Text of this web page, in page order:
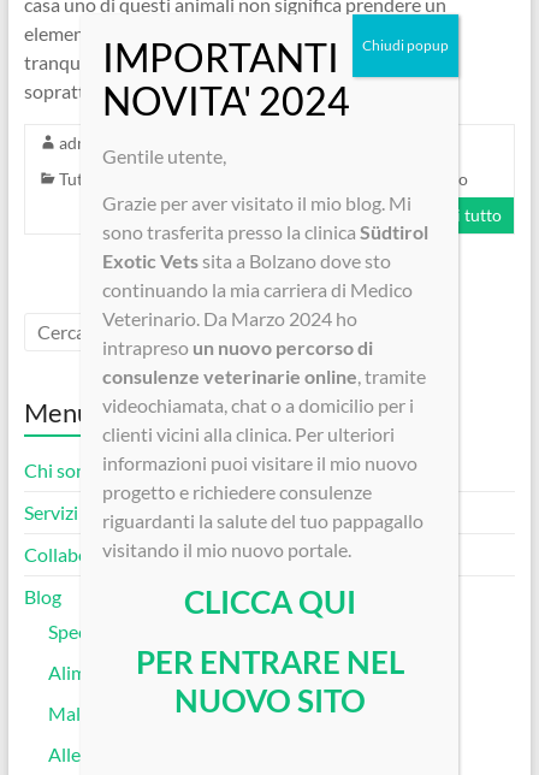
elemento decorativo per la casa che può stare
tranquillamente nella sua gabbietta tutto il giorno,
soprattutto
admin
Tutorial, Guide e Consigli Utili
Nessun commento
Leggi tutto
Menu
Chi sono
Servizi Offerti
Collaborazioni e Progetti
Blog
Specie Allevate
Alimentazione dei Pappagalli
Malattie, Igiene e Cura
Allevamento a Mano
Gentile utente,
Grazie per aver visitato il mio blog. Mi
sono trasferita presso la clinica Südtirol
Exotic Vets sita a Bolzano dove sto
continuando la mia carriera di Medico
Veterinario. Da Marzo 2024 ho
intrapreso un nuovo percorso di
consulenze veterinarie online , tramite
videochiamata, chat o a domicilio per i
clienti vicini alla clinica. Per ulteriori
informazioni puoi visitare il mio nuovo
progetto e richiedere consulenze
riguardanti la salute del tuo pappagallo
visitando il mio nuovo portale.
CLICCA QUI
PER ENTRARE NEL
NUOVO SITO